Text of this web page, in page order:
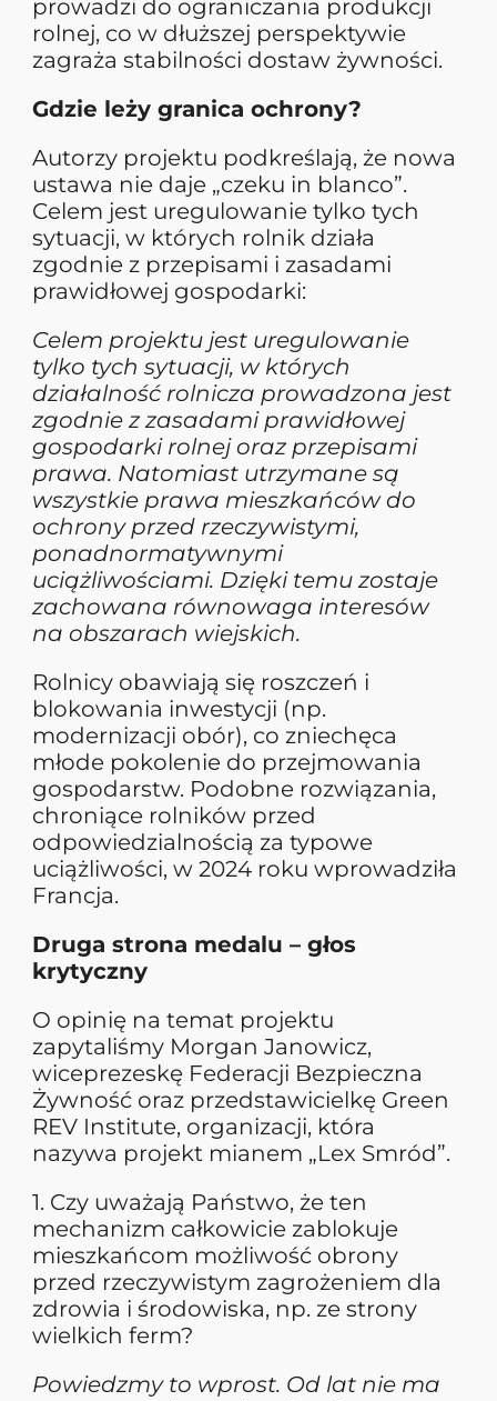
prowadzi do ograniczania produkcji
rolnej, co w dłuższej perspektywie
zagraża stabilności dostaw żywności.
Gdzie leży granica ochrony?
Autorzy projektu podkreślają, że nowa
ustawa nie daje „czeku in blanco”.
Celem jest uregulowanie tylko tych
sytuacji, w których rolnik działa
zgodnie z przepisami i zasadami
prawidłowej gospodarki:
Celem projektu jest uregulowanie
tylko tych sytuacji, w których
działalność rolnicza prowadzona jest
zgodnie z zasadami prawidłowej
gospodarki rolnej oraz przepisami
prawa. Natomiast utrzymane są
wszystkie prawa mieszkańców do
ochrony przed rzeczywistymi,
ponadnormatywnymi
uciążliwościami. Dzięki temu zostaje
zachowana równowaga interesów
na obszarach wiejskich.
Rolnicy obawiają się roszczeń i
blokowania inwestycji (np.
modernizacji obór), co zniechęca
młode pokolenie do przejmowania
gospodarstw. Podobne rozwiązania,
chroniące rolników przed
odpowiedzialnością za typowe
uciążliwości, w 2024 roku wprowadziła
Francja.
Druga strona medalu – głos
krytyczny
O opinię na temat projektu
zapytaliśmy Morgan Janowicz,
wiceprezeskę Federacji Bezpieczna
Żywność oraz przedstawicielkę Green
REV Institute, organizacji, która
nazywa projekt mianem „Lex Smród”.
1. Czy uważają Państwo, że ten
mechanizm całkowicie zablokuje
mieszkańcom możliwość obrony
przed rzeczywistym zagrożeniem dla
zdrowia i środowiska, np. ze strony
wielkich ferm?
Powiedzmy to wprost. Od lat nie ma